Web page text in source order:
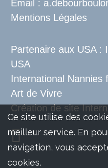
Email :
Mentions Légales
Partenaire aux USA :
USA
International Nannies
Art de Vivre
Création de site
Ce site utilise des
meilleur service. En
navigation, vous
cookies.